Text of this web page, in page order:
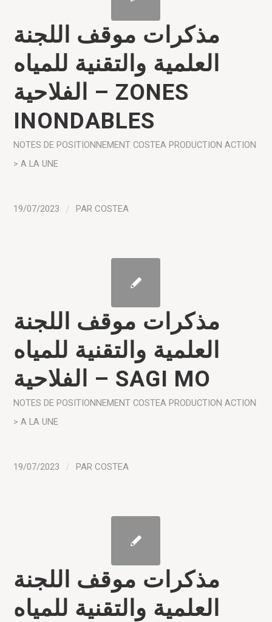
مذكرات موقف اللجنة
العلمية والتقنية للمياه
الفلاحية – ZONES
INONDABLES
NOTES DE POSITIONNEMENT COSTEA PRODUCTION ACTION
> A LA UNE
19/07/2023 / PARCOSTEA
مذكرات موقف اللجنة
العلمية والتقنية للمياه
الفلاحية – SAGI MO
NOTES DE POSITIONNEMENT COSTEA PRODUCTION ACTION
> A LA UNE
19/07/2023 / PARCOSTEA
مذكرات موقف اللجنة
العلمية والتقنية للمياه